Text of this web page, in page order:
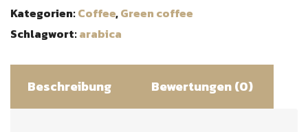
Kategorien:Coffee,Green coffee
Schlagwort:arabica
Beschreibung Bewertungen (0)